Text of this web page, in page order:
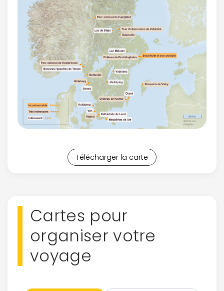
Télécharger la carte
Cartes pour
organiser votre
voyage